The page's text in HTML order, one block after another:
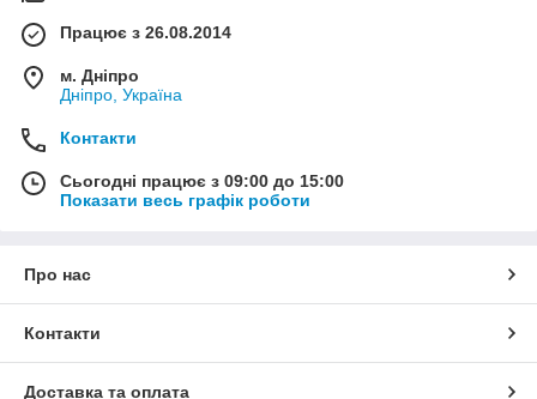
Працює з 26.08.2014
м. Дніпро
Дніпро, Україна
Контакти
Сьогодні працює з 09:00 до 15:00
Показати весь графік роботи
Про нас
Контакти
Доставка та оплата